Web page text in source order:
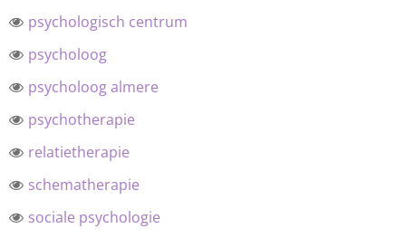
psychologisch centrum
psycholoog
psycholoog almere
psychotherapie
relatietherapie
schematherapie
sociale psychologie